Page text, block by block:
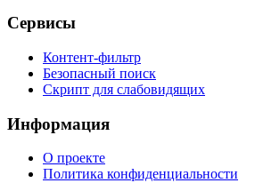
Сервисы
Контент-фильтр
Безопасный поиск
Скрипт для слабовидящих
Информация
О проекте
Политика конфиденциальности